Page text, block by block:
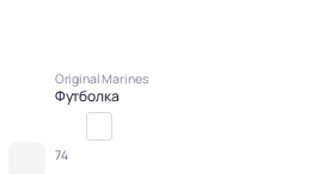
Original Marines
Футболка
74